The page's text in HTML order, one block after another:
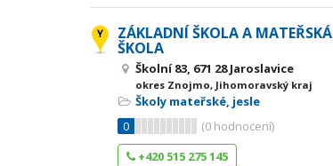
ZÁKLADNÍ ŠKOLA A MATEŘSKÁ
ŠKOLA
Školní 83, 671 28 Jaroslavice
okres Znojmo, Jihomoravský kraj
Školy mateřské, jesle
0
(0 hodnocení)
+420 515 275 145